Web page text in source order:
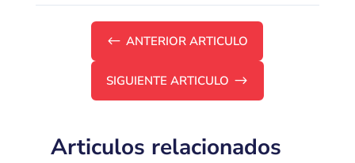
# ANTERIOR ARTICULO
SIGUIENTE ARTICULO $
Articulos relacionados